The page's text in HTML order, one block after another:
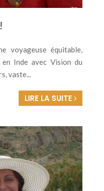
voyageuse équitable,
Inde avec Vision du
vaste...
LIRE LA SUITE